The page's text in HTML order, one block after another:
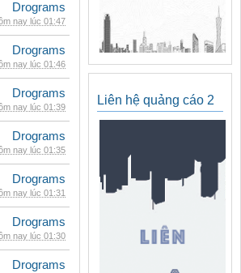
Drograms
nay lúc 01:47
Drograms
nay lúc 01:46
Drograms
nay lúc 01:39
Drograms
nay lúc 01:35
Drograms
nay lúc 01:31
Drograms
nay lúc 01:30
Drograms
Liên hệ quảng cáo 2